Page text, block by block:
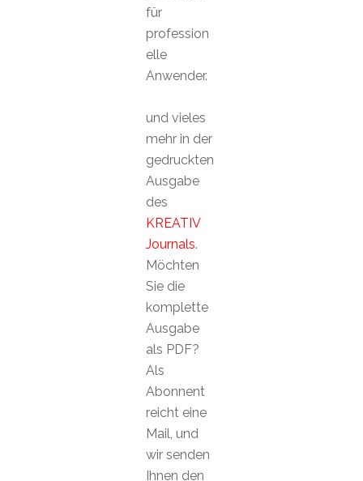
für
profession
elle
Anwender.
und vieles
mehr in der
gedruckten
Ausgabe
des
KREATIV
Journals.
Möchten
Sie die
komplette
Ausgabe
als PDF?
Als
Abonnent
reicht eine
Mail, und
wir senden
Ihnen den